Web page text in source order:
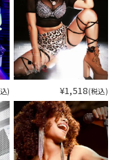
) ¥1,518(税込)